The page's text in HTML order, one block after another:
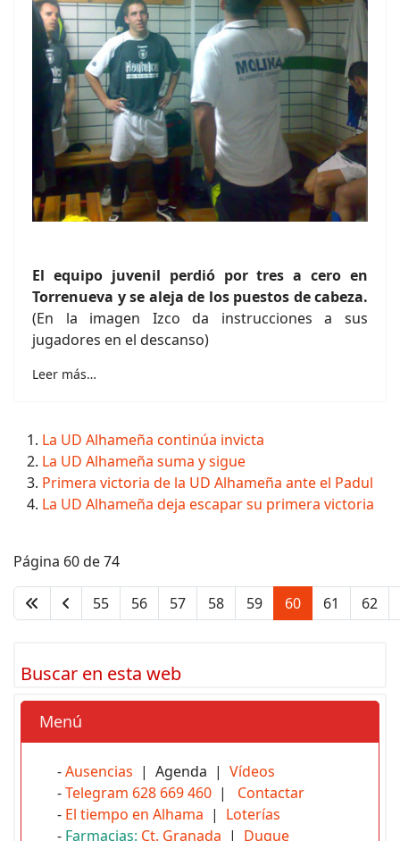
El equipo juvenil perdió por tres a cero en
Torrenueva y se aleja de los puestos de cabeza.
(En la imagen Izco da instrucciones a sus
jugadores en el descanso)
Leer más…
La UD Alhameña continúa invicta
La UD Alhameña suma y sigue
Primera victoria de la UD Alhameña ante el Padul
La UD Alhameña deja escapar su primera victoria
Página 60 de 74
55 56 57 58 59 60 61 62
Buscar en esta web
Menú
-Ausencias | Agenda | Vídeos
-Telegram 628 669 460 | Contactar
- El tiempo en Alhama | Loterías
- Farmacias: Ct. Granada | Duque